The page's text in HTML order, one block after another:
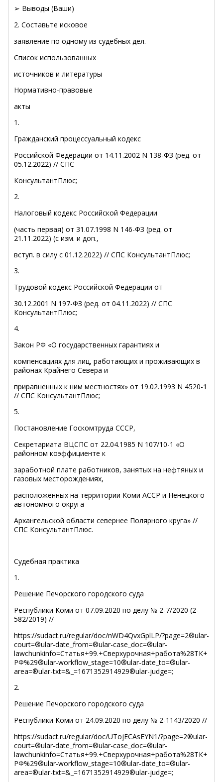
➢ Выводы (Ваши)
2. Составьте исковое
заявление по одному из судебных дел.
Список использованных
источников и литературы
Нормативно-правовые
акты
1.
Гражданский процессуальный кодекс
Российской Федерации от 14.11.2002 N 138-ФЗ (ред. от
05.12.2022) // СПС
КонсультантПлюс;
2.
Налоговый кодекс Российской Федерации
(часть первая) от 31.07.1998 N 146-ФЗ (ред. от
21.11.2022) (с изм. и доп.,
вступ. в силу с 01.12.2022) // СПС КонсультантПлюс;
3.
Трудовой кодекс Российской Федерации от
30.12.2001 N 197-ФЗ (ред. от 04.11.2022) // СПС
КонсультантПлюс;
4.
Закон РФ «О государственных гарантиях и
компенсациях для лиц, работающих и проживающих в
районах Крайнего Севера и
приравненных к ним местностях» от 19.02.1993 N 4520-1
// СПС КонсультантПлюс;
5.
Постановление Госкомтруда СССР,
Секретариата ВЦСПС от 22.04.1985 N 107/10-1 «О
районном коэффициенте к
заработной плате работников, занятых на нефтяных и
газовых месторождениях,
расположенных на территории Коми АССР и Ненецкого
автономного округа
Архангельской области севернее Полярного круга» //
СПС КонсультантПлюс.
Судебная практика
1.
Решение Печорского городского суда
Республики Коми от 07.09.2020 по делу № 2-7/2020 (2-
582/2019) //
https://sudact.ru/regular/doc/nWD4QvxGplLP/?page=2®ular-
court=®ular-date_from=®ular-case_doc=®ular-
lawchunkinfo=Статья+99.+Сверхурочная+работа%28ТК+
РФ%29®ular-workflow_stage=10®ular-date_to=®ular-
area=®ular-txt=&_=1671352914929®ular-judge=;
2.
Решение Печорского городского суда
Республики Коми от 24.09.2020 по делу № 2-1143/2020 //
https://sudact.ru/regular/doc/UTojECAsEYN1/?page=2®ular-
court=®ular-date_from=®ular-case_doc=®ular-
lawchunkinfo=Статья+99.+Сверхурочная+работа%28ТК+
РФ%29®ular-workflow_stage=10®ular-date_to=®ular-
area=®ular-txt=&_=1671352914929®ular-judge=;